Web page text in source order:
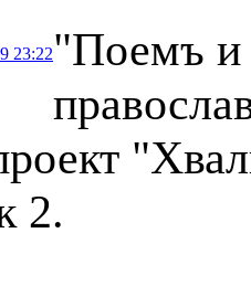
23:22"Поемъ и
2.